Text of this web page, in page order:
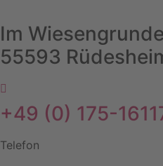
to
content
Im
55593
+49 (0) 175-
Telefon